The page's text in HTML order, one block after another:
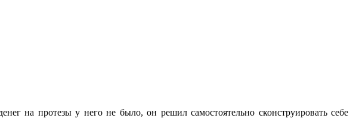
на протезы у него не было, он решил самостоятельно сконструировать себе